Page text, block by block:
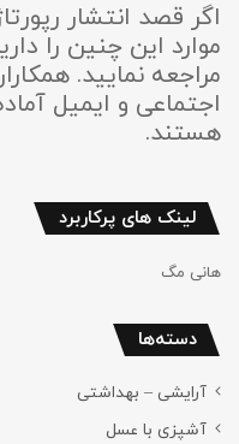
اگر قصد انتشار
موارد این چنین را
مراجعه نمایید.
اجتماعی و ایمیل
هستند.
لینک های پرکاربرد
هانی مگ
دسته‌ها
آرایشی – بهداشتی
آشپزی با عسل